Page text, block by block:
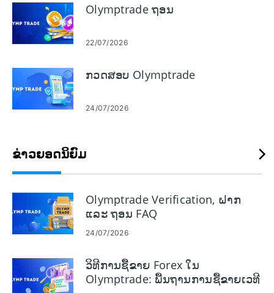
ໆສໍາລັບການດາວໂຫຼດທີ່ລົ້ມເຫລວແລະຂໍ້ຈໍາກັດຂອງຮ້ານເພື່ອໃຫ້ທ່ານ
ສາມາດ app ທີ່ເຮັດວຽກແລະເຊື່ອມຕໍ່ມັນກັບບັນຊີການຄ້າຂອງທ່ານໄດ້
ຢ່າງປອດໄພແລະໄວ.
Olymptrade ຖອນ
22/07/2026
ກວດສອບ Olymptrade
24/07/2026
ຂ່າວຍອດນິຍົມ
Olymptrade Verification, ຝາກ
ແລະ ຖອນ FAQ
24/07/2026
ວິທີການຊື້ຂາຍ Forex ໃນ
Olymptrade: ພື້ນຖານການຊື້ຂາຍເວທີ